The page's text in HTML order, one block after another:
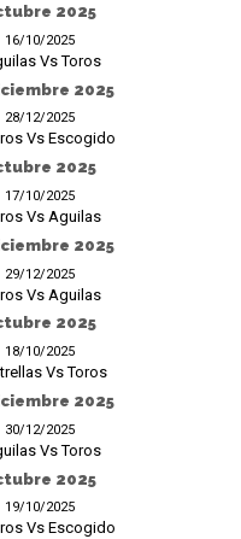
2025
16/10/2025
Vs Toros
2025
28/12/2025
Vs Escogido
2025
17/10/2025
Vs Aguilas
2025
29/12/2025
Vs Aguilas
2025
18/10/2025
Vs Toros
2025
30/12/2025
Vs Toros
2025
19/10/2025
Vs Escogido